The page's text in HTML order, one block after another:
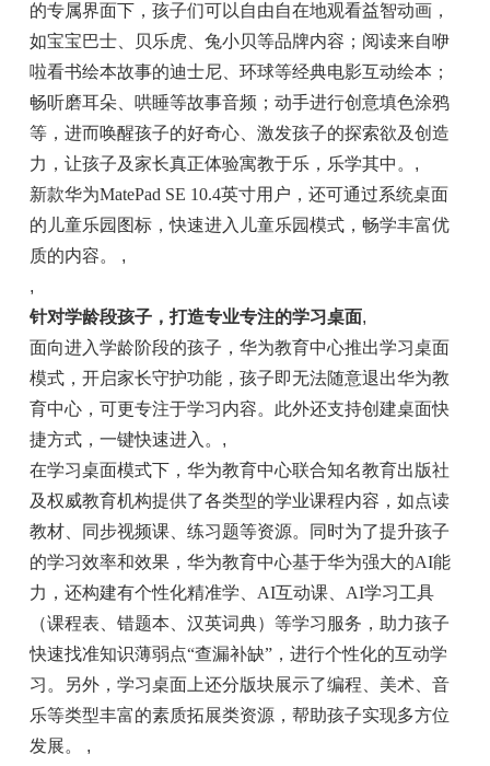
的专属界面下，孩子们可以自由自在地观看益智动画，
如宝宝巴士、贝乐虎、兔小贝等品牌内容；阅读来自咿
啦看书绘本故事的迪士尼、环球等经典电影互动绘本；
畅听磨耳朵、哄睡等故事音频；动手进行创意填色涂鸦
等，进而唤醒孩子的好奇心、激发孩子的探索欲及创造
力，让孩子及家长真正体验寓教于乐，乐学其中。 ,
新款华为MatePad SE 10.4英寸用户，还可通过系统桌面
的儿童乐园图标，快速进入儿童乐园模式，畅学丰富优
质的内容。
,
,
针对学龄段孩子，打造专业专注的学习桌面,
面向进入学龄阶段的孩子，华为教育中心推出学习桌面
模式，开启家长守护功能，孩子即无法随意退出华为教
育中心，可更专注于学习内容。此外还支持创建桌面快
捷方式，一键快速进入。 ,
在学习桌面模式下，华为教育中心联合知名教育出版社
及权威教育机构提供了各类型的学业课程内容，如点读
教材、同步视频课、练习题等资源。同时为了提升孩子
的学习效率和效果，华为教育中心基于华为强大的AI能
力，还构建有个性化精准学、AI互动课、AI学习工具
（课程表、错题本、汉英词典）等学习服务，助力孩子
快速找准知识薄弱点“查漏补缺”，进行个性化的互动学
习。另外，学习桌面上还分版块展示了编程、美术、音
乐等类型丰富的素质拓展类资源，帮助孩子实现多方位
发展。
,